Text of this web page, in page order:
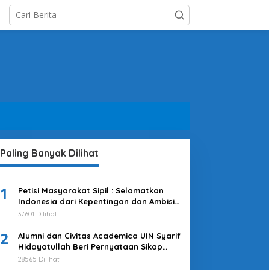
Paling Banyak Dilihat
1
Petisi Masyarakat Sipil : Selamatkan
Indonesia dari Kepentingan dan Ambisi
Kekuasaan Jokowi & Kroni-kroninya!
Kepentingan Rakyat
37601 Dilihat
2
Alumni dan Civitas Academica UIN Syarif
Hidayatullah Beri Pernyataan Sikap
Merespons Penyelenggaraan Pemilu
28565 Dilihat